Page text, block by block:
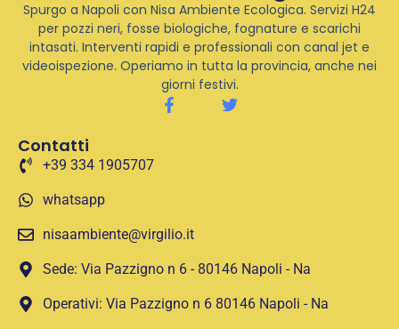
Spurgo a Napoli con Nisa Ambiente Ecologica. Servizi H24
per pozzi neri, fosse biologiche, fognature e scarichi
intasati. Interventi rapidi e professionali con canal jet e
videoispezione. Operiamo in tutta la provincia, anche nei
giorni festivi.
Contatti
+39 334 1905707
whatsapp
nisaambiente@virgilio.it
Sede: Via Pazzigno n 6 - 80146 Napoli - Na
Operativi: Via Pazzigno n 6 80146 Napoli - Na